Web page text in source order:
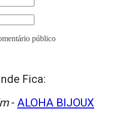
público
Fica:
- ALOHA BIJOUX